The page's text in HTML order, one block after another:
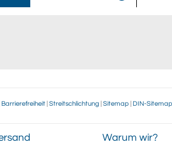
Barrierefreiheit Streitschlichtung Sitemap DIN-Sitemap
Warum wir?